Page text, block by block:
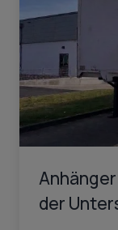
der